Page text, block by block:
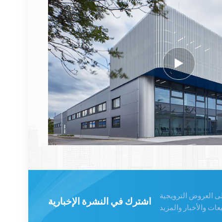
474914A AirScale RRH
4T4R RRU الأساسية
عرض التفاصيل
نوكيا FUFAS
473288A.102 كابل ألياف
بصرية LC OD-LC OD
مزدوج 2 متر
عرض التفاصيل
1662SMC 3AL98324AA
اشترك في النشرة الإخبارية
العروض الترويجية